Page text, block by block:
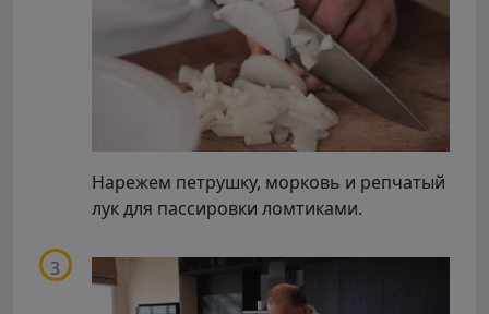
Нарежем петрушку, морковь и репчатый
лук для пассировки ломтиками.